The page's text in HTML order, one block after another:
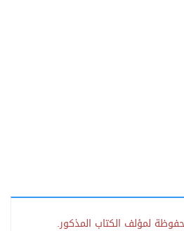
لمؤلف الكتاب المذكور.